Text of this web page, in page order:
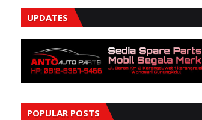
UPDATES
POPULAR POSTS